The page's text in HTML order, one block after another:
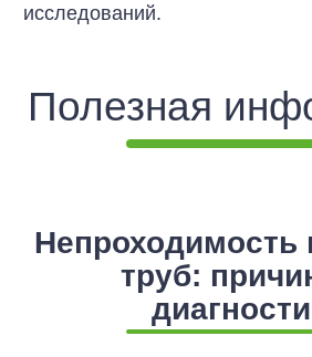
исследований.
Полезная
Непроходимость
труб: